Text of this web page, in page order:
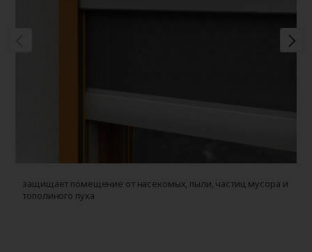
защищает помещение от насекомых, пыли, частиц мусора и
тополиного пуха